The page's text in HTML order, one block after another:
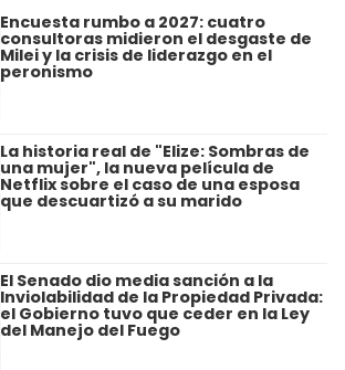
Encuesta rumbo a 2027: cuatro
consultoras midieron el desgaste de
Milei y la crisis de liderazgo en el
peronismo
La historia real de "Elize: Sombras de
una mujer", la nueva película de
Netflix sobre el caso de una esposa
que descuartizó a su marido
El Senado dio media sanción a la
Inviolabilidad de la Propiedad Privada:
el Gobierno tuvo que ceder en la Ley
del Manejo del Fuego